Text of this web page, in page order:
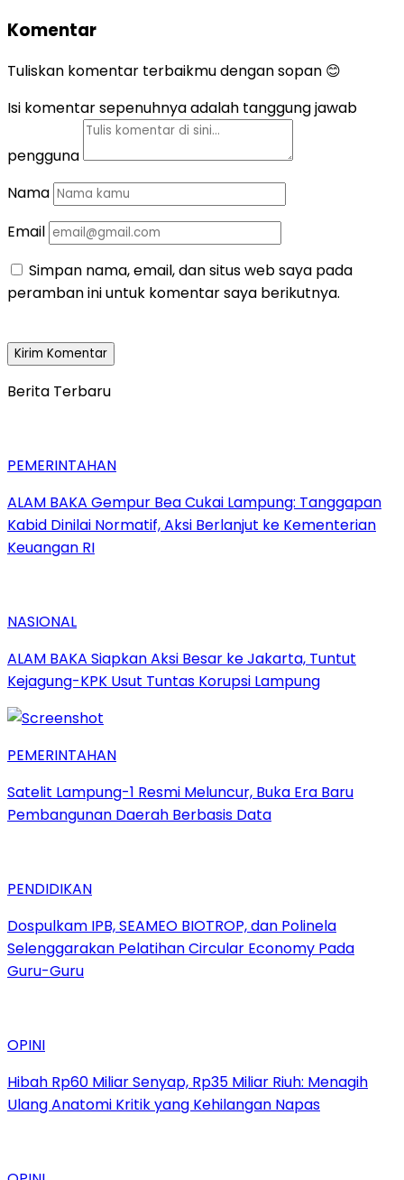
Komentar
Tuliskan komentar terbaikmu dengan sopan 😊
Isi komentar sepenuhnya adalah tanggung jawab
pengguna
Nama
Email
Simpan nama, email, dan situs web saya pada
peramban ini untuk komentar saya berikutnya.
Berita Terbaru
PEMERINTAHAN
ALAM BAKA Gempur Bea Cukai Lampung: Tanggapan
Kabid Dinilai Normatif, Aksi Berlanjut ke Kementerian
Keuangan RI
NASIONAL
ALAM BAKA Siapkan Aksi Besar ke Jakarta, Tuntut
Kejagung-KPK Usut Tuntas Korupsi Lampung
PEMERINTAHAN
Satelit Lampung-1 Resmi Meluncur, Buka Era Baru
Pembangunan Daerah Berbasis Data
PENDIDIKAN
Dospulkam IPB, SEAMEO BIOTROP, dan Polinela
Selenggarakan Pelatihan Circular Economy Pada
Guru-Guru
OPINI
Hibah Rp60 Miliar Senyap, Rp35 Miliar Riuh: Menagih
Ulang Anatomi Kritik yang Kehilangan Napas